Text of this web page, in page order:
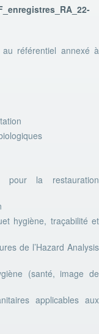
référentiel annexé à
pour la restauration
hygiène, traçabilité et
de l’Hazard Analysis
(santé, image de
applicables aux